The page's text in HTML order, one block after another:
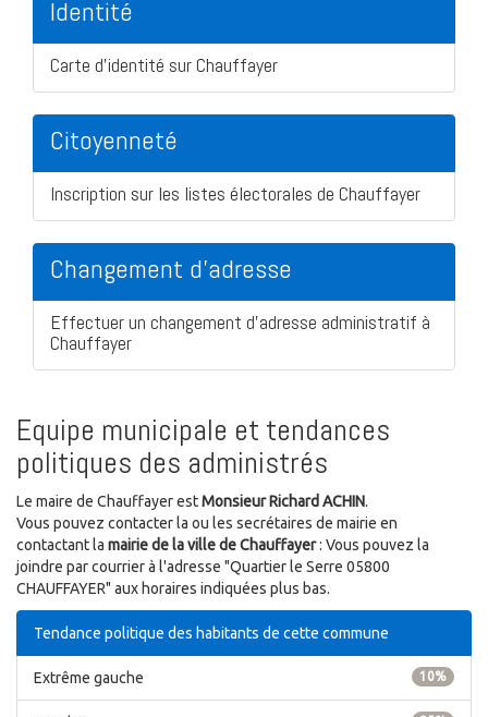
Identité
Carte d'identité sur Chauffayer
Citoyenneté
Inscription sur les listes électorales de Chauffayer
Changement d'adresse
Effectuer un changement d'adresse administratif à
Chauffayer
Equipe municipale et tendances
politiques des administrés
Le maire de Chauffayer estMonsieur Richard ACHIN.
Vous pouvez contacter la ou les secrétaires de mairie en
contactant la mairie de la ville de Chauffayer: Vous pouvez la
joindre par courrier à l'adresse "Quartier le Serre 05800
CHAUFFAYER" aux horaires indiquées plus bas.
Tendance politique des habitants de cette commune
10%
Extrême gauche